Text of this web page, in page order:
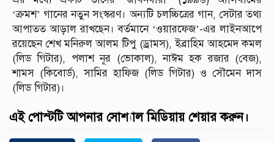
‘ক্রমশ’ গানের নতুন সংস্করণ। অন্যটি চলচ্চিত্রের গান, সেটার তথ্য
আপাতত আড়াল রাখছেন। বর্তমানে ‘ওয়ারফেজ’-এর লাইনআপে
রয়েছেন শেখ মনিরুল আলম টিপু (ড্রামস), ইব্রাহিম আহমেদ কমল
(লিড গিটার), পলাশ নূর (ভোকাল), নাঈম হক রজার (বেজ),
শামস (কিবোর্ড), সামির হাফিজ (লিড গিটার) ও সৌমেন দাস
(লিড গিটার)।
এই পোস্টটি আপনার সোশ্যাল মিডিয়ায় শেয়ার করুন।